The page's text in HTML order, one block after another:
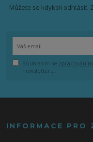
Můžete se kdykoli odhlásit.
Souhlasím se
newsletteru.
INFORMACE PRO